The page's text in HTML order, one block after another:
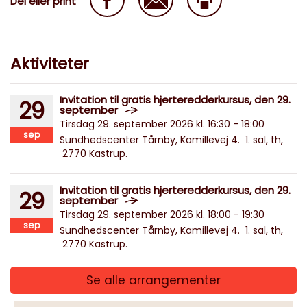
Aktiviteter
29
sep
Invitation til gratis hjerteredderkursus, den 29.
september
Tirsdag 29. september 2026 kl. 16:30 - 18:00
Sundhedscenter Tårnby, Kamillevej 4. 1. sal, th,
2770 Kastrup.
29
sep
Invitation til gratis hjerteredderkursus, den 29.
september
Tirsdag 29. september 2026 kl. 18:00 - 19:30
Sundhedscenter Tårnby, Kamillevej 4. 1. sal, th,
2770 Kastrup.
Se alle arrangementer